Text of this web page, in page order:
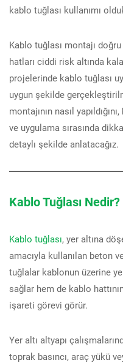
kablo tuğlası kullanımı
Kablo tuğlası montajı
hatları ciddi risk altında
projelerinde kablo tuğlası
uygun şekilde
montajının nasıl
ve uygulama sırasında
detaylı şekilde anlatacağız.
Kablo Tuğlası Nedir?
Kablo tuğlası, yer altına
amacıyla kullanılan beton
tuğlalar kablonun üzerine
sağlar hem de kablo
işareti görevi görür.
Yer altı altyapı
toprak basıncı, araç yükü